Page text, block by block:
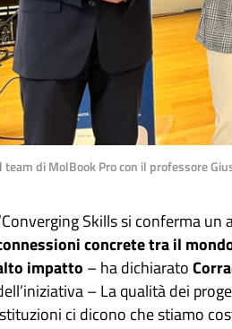
team di MolBook Pro con il professore
Skills si conferma
concrete tra il
impatto – ha dichiarato
– La qualità dei
ci dicono che stiamo